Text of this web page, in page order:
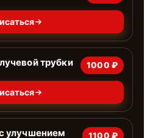
трубки 1000 ₽
улучшением
1100 ₽